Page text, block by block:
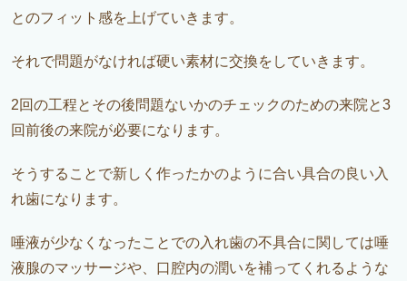
とのフィット感を上げていきます。
それで問題がなければ硬い素材に交換をしていきます。
2回の工程とその後問題ないかのチェックのための来院と3
回前後の来院が必要になります。
そうすることで新しく作ったかのように合い具合の良い入
れ歯になります。
唾液が少なくなったことでの入れ歯の不具合に関しては唾
液腺のマッサージや、口腔内の潤いを補ってくれるような